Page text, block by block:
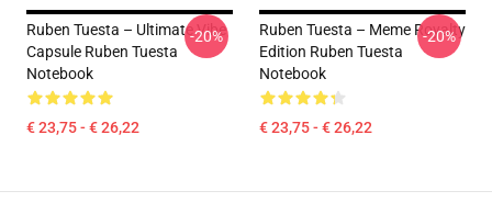
Ruben Tuesta – Ultimate Vibe
Capsule Ruben Tuesta
Notebook
€ 23,75 - € 26,22
-20%
Ruben Tuesta – Meme Royalty
Edition Ruben Tuesta
Notebook
€ 23,75 - € 26,22
-20%